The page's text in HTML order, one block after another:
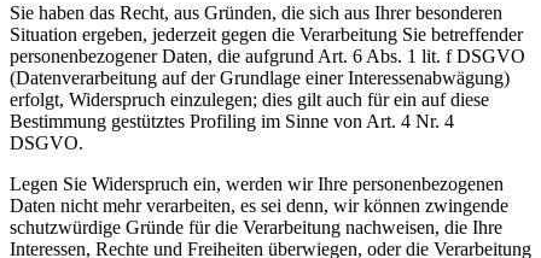
Sie haben das Recht, aus Gründen, die sich aus Ihrer besonderen
Situation ergeben, jederzeit gegen die Verarbeitung Sie betreffender
personenbezogener Daten, die aufgrund Art. 6 Abs. 1 lit. f DSGVO
(Datenverarbeitung auf der Grundlage einer Interessenabwägung)
erfolgt, Widerspruch einzulegen; dies gilt auch für ein auf diese
Bestimmung gestütztes Profiling im Sinne von Art. 4 Nr. 4
DSGVO.
Legen Sie Widerspruch ein, werden wir Ihre personenbezogenen
Daten nicht mehr verarbeiten, es sei denn, wir können zwingende
schutzwürdige Gründe für die Verarbeitung nachweisen, die Ihre
Interessen, Rechte und Freiheiten überwiegen, oder die Verarbeitung